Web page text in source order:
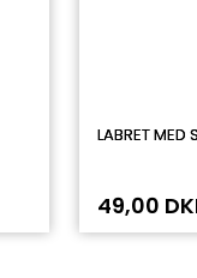
LABRET MED
49,00